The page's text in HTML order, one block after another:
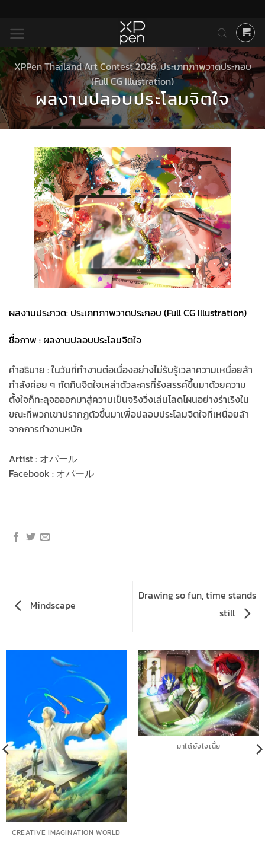
ยัง
เนื้อหา
XPPen Thailand Art Contest 2026,ประเภทภาพวาดประกอบ
(Full CG Illustration)
ผลงานปลอบประโลมจิตใจ
ผลงานประกวด: ประเภทภาพวาดประกอบ (Full CG Illustration)
ชื่อภาพ : ผลงานปลอบประโลมจิตใจ
คำอธิบาย : ในวันที่ทำงานต่อเนื่องอย่างไม่รับรู้เวลาความเหนื่อยล้า
กำลังค่อย ๆ กัดกินจิตใจเหล่าตัวละครที่รังสรรค์ขึ้นมาด้วยความ
ตั้งใจก็ทะลุจอออกมาสู่ความเป็นจริงวิ่งเล่นโลดโผนอย่างร่าเริงใน
ขณะที่พวกเขาปรากฏตัวขึ้นมาเพื่อปลอบประโลมจิตใจที่เหนื่อยล้า
จากการทำงานหนัก
Artist : オパール
Facebook : オパール
Mindscape
Drawing so fun, time stands
still
CREATIVE IMAGINATION WORLD
มาได้ยังไงเนี้ย